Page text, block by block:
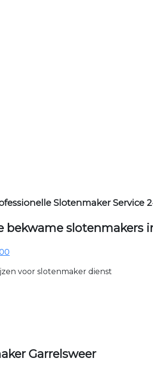
Slotenmaker Service
bekwame slotenmakers
voor slotenmaker dienst
Garrelsweer